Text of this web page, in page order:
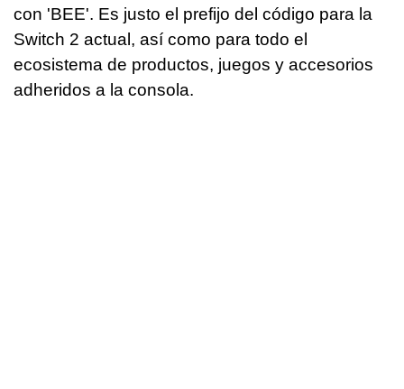
con 'BEE'. Es justo el prefijo del código para la
Switch 2 actual, así como para todo el
ecosistema de productos, juegos y accesorios
adheridos a la consola.